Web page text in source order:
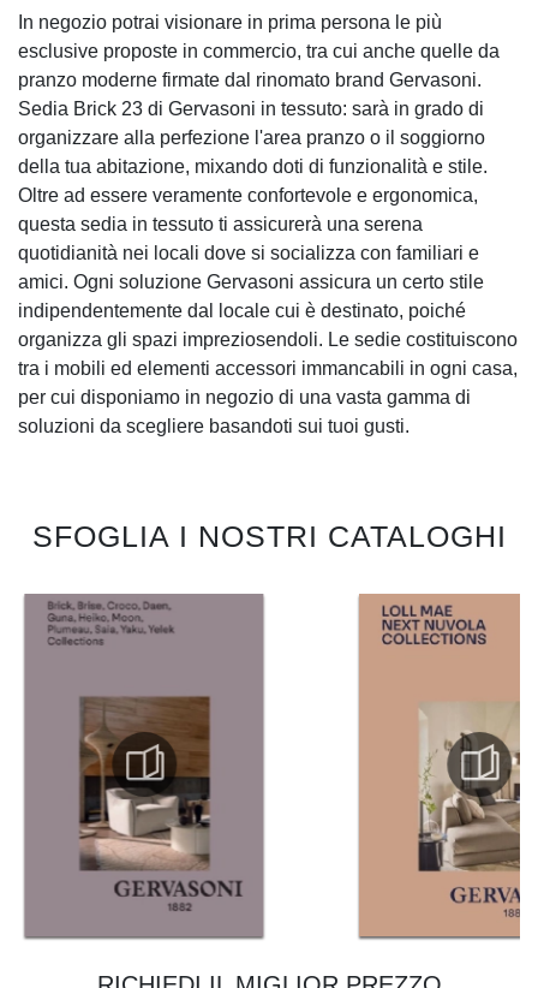
In negozio potrai visionare in prima persona le più
esclusive proposte in commercio, tra cui anche quelle da
pranzo moderne firmate dal rinomato brand Gervasoni.
Sedia Brick 23 di Gervasoni in tessuto: sarà in grado di
organizzare alla perfezione l'area pranzo o il soggiorno
della tua abitazione, mixando doti di funzionalità e stile.
Oltre ad essere veramente confortevole e ergonomica,
questa sedia in tessuto ti assicurerà una serena
quotidianità nei locali dove si socializza con familiari e
amici. Ogni soluzione Gervasoni assicura un certo stile
indipendentemente dal locale cui è destinato, poiché
organizza gli spazi impreziosendoli. Le sedie costituiscono
tra i mobili ed elementi accessori immancabili in ogni casa,
per cui disponiamo in negozio di una vasta gamma di
soluzioni da scegliere basandoti sui tuoi gusti.
SFOGLIA I NOSTRI CATALOGHI